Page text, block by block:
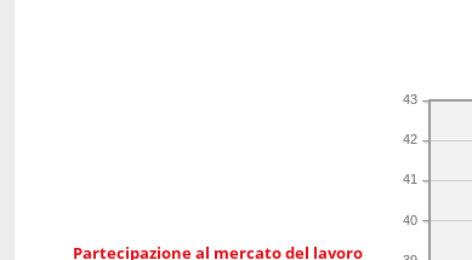
Partecipazione al mercato del lavoro
40
41
42
43